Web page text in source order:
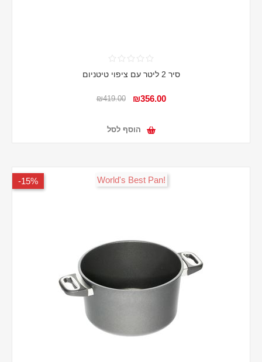
סיר 2 ליטר עם ציפוי טיטניום
₪356.00
₪419.00
הוסף לסל
15%- !World's Best Pan